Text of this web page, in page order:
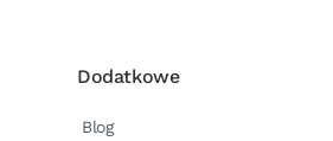
Dodatkowe
Blog